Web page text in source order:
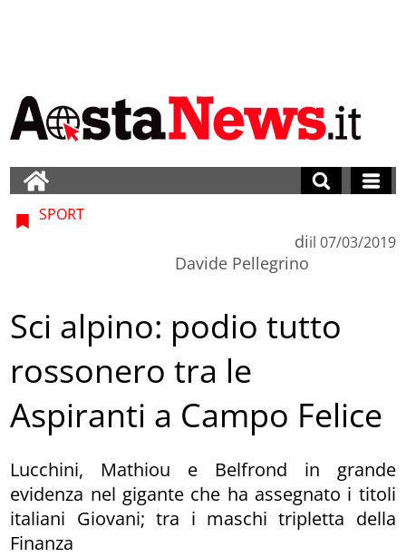
SPORT
di
Davide Pellegrino
il 07/03/2019
Sci alpino: podio tutto
rossonero tra le
Aspiranti a Campo Felice
Lucchini, Mathiou e Belfrond in grande
evidenza nel gigante che ha assegnato i titoli
italiani Giovani; tra i maschi tripletta della
Finanza